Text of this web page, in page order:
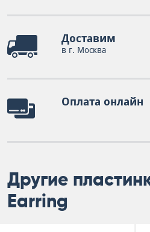
Доставим
в г. Москва
Оплата онлайн
Другие
Earring